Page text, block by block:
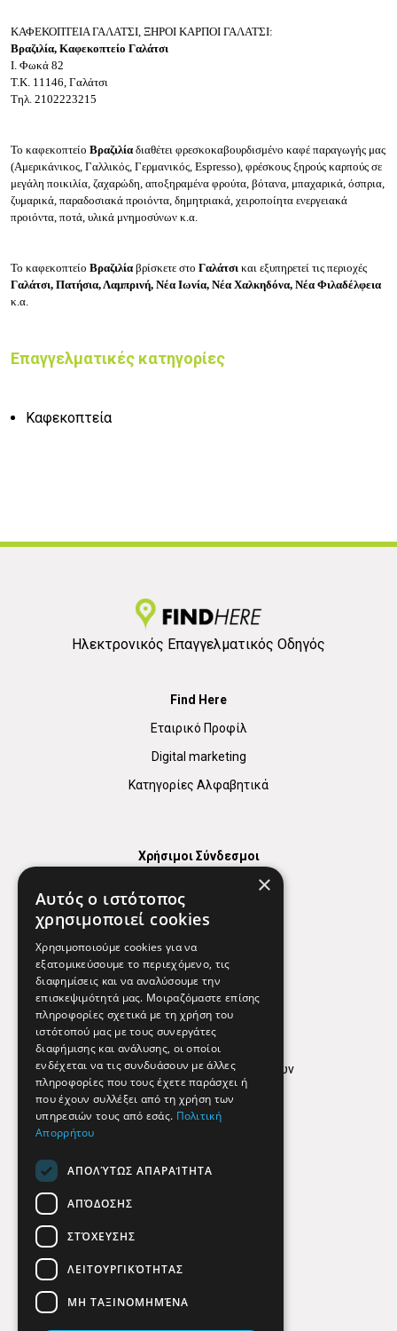
ΚΑΦΕΚΟΠΤΕΙΑ ΓΑΛΑΤΣΙ, ΞΗΡΟΙ ΚΑΡΠΟΙ ΓΑΛΑΤΣΙ:
Βραζιλία, Καφεκοπτείο Γαλάτσι
Ι. Φωκά 82
Τ.Κ. 11146, Γαλάτσι
Τηλ. 2102223215
Το καφεκοπτείο Βραζιλία διαθέτει φρεσκοκαβουρδισμένο καφέ παραγωγής μας
(Αμερικάνικος, Γαλλικός, Γερμανικός, Espresso), φρέσκους ξηρούς καρπούς σε
μεγάλη ποικιλία, ζαχαρώδη, αποξηραμένα φρούτα, βότανα, μπαχαρικά, όσπρια,
ζυμαρικά, παραδοσιακά προιόντα, δημητριακά, χειροποίητα ενεργειακά
προιόντα, ποτά, υλικά μνημοσύνων κ.α.
Το καφεκοπτείο Βραζιλία βρίσκετε στο Γαλάτσι και εξυπηρετεί τις περιοχές
Γαλάτσι, Πατήσια, Λαμπρινή, Νέα Ιωνία, Νέα Χαλκηδόνα, Νέα Φιλαδέλφεια
κ.α.
Επαγγελματικές κατηγορίες
Καφεκοπτεία
Ηλεκτρονικός Επαγγελματικός Οδηγός
Find Here
Εταιρικό Προφίλ
Digital marketing
Κατηγορίες Αλφαβητικά
Χρήσιμοι Σύνδεσμοι
Χρήσιμα Τηλέφωνα
Εφημερεύοντα Φαρμακεία
Απόρρητο
Όροι Χρήσης
Πολιτική προστασίας δεδομένων
Findhere
Social Media
×
Αυτός ο ιστότοπος
χρησιμοποιεί cookies
Χρησιμοποιούμε cookies για να
εξατομικεύσουμε το περιεχόμενο, τις
διαφημίσεις και να αναλύσουμε την
επισκεψιμότητά μας. Μοιραζόμαστε επίσης
πληροφορίες σχετικά με τη χρήση του
ιστότοπού μας με τους συνεργάτες
διαφήμισης και ανάλυσης, οι οποίοι
ενδέχεται να τις συνδυάσουν με άλλες
πληροφορίες που τους έχετε παράσχει ή
που έχουν συλλέξει από τη χρήση των
υπηρεσιών τους από εσάς. Πολιτική
Απορρήτου
ΑΠΟΛΎΤΩΣ ΑΠΑΡΑΊΤΗΤΑ
ΑΠΌΔΟΣΗΣ
ΣΤΌΧΕΥΣΗΣ
ΛΕΙΤΟΥΡΓΙΚΌΤΗΤΑΣ
ΜΗ ΤΑΞΙΝΟΜΗΜΈΝΑ